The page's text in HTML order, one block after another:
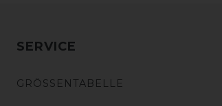
SERVICE
GRÖSSENTABELLE